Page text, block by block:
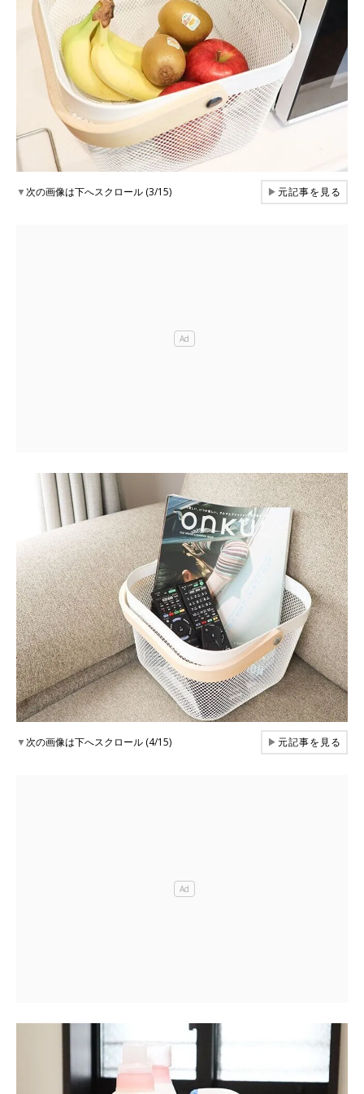
▼次の画像は下へスクロール (3/15) ▶元記事を見る
▼次の画像は下へスクロール (4/15) ▶元記事を見る